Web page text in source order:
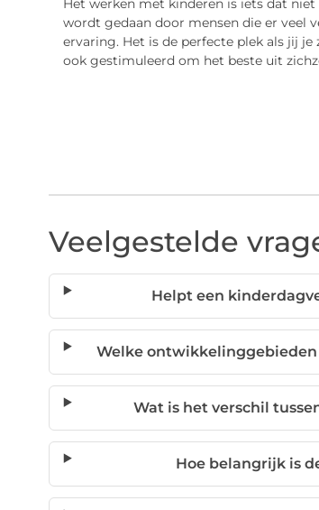
Het werken met kinderen is iets dat
wordt gedaan door mensen die er veel
ervaring. Het is de perfecte plek als jij
ook gestimuleerd om het beste uit
Veelgestelde
Helpt een
Welke
Wat is het verschil
Hoe belangrijk is